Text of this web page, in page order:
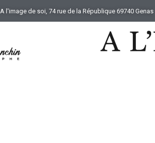
A l'image de soi, 74 rue de la République 69740 Genas